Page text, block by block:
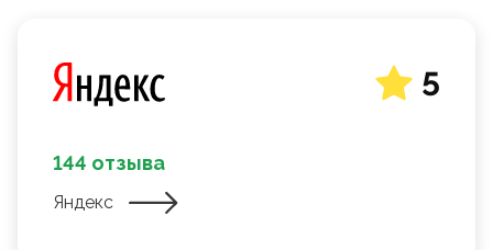
5
144 отзыва
Яндекс